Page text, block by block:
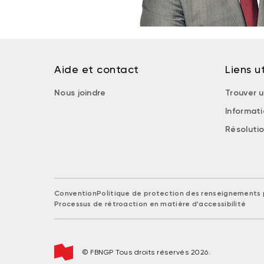
Aide et contact
Nous joindre
Liens
Trouver
ConventionPolitique de protection des renseignements
Processus de rétroaction en matière d'accessibilité
© FBNGP Tous droits réservés 2026.